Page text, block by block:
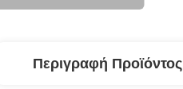
Περιγραφή Προϊόντος